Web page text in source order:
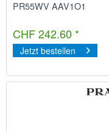
PR55WV AAV1O1
CHF 242.60 *
Jetzt bestellen